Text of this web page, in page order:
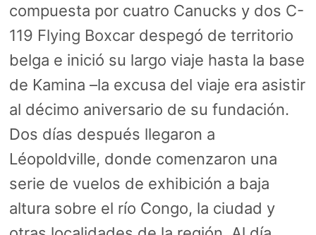
compuesta por cuatro Canucks y dos C-
119 Flying Boxcardespegó de territorio
belga e inició su largo viaje hasta la base
de Kamina –la excusa del viaje era asistir
al décimo aniversario de su fundación.
Dos días después llegaron a
Léopoldville, donde comenzaron una
serie de vuelos de exhibición a baja
altura sobre el río Congo, la ciudad y